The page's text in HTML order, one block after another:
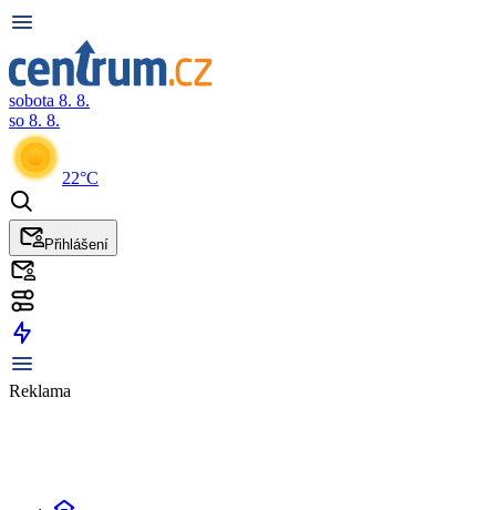
sobota 8. 8.
so 8. 8.
22°C
Přihlášení
Reklama